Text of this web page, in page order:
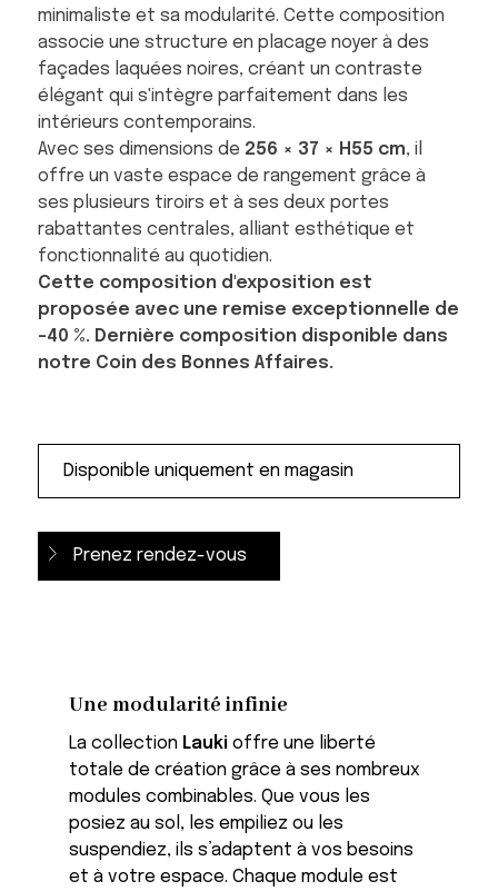
minimaliste et sa modularité. Cette composition
associe une structure en placage noyer à des
façades laquées noires, créant un contraste
élégant qui s'intègre parfaitement dans les
intérieurs contemporains.
Avec ses dimensions de 256 × 37 × H55 cm, il
offre un vaste espace de rangement grâce à
ses plusieurs tiroirs et à ses deux portes
rabattantes centrales, alliant esthétique et
fonctionnalité au quotidien.
Cette composition d'exposition est
proposée avec une remise exceptionnelle de
-40 %. Dernière composition disponible dans
notre Coin des Bonnes Affaires.
Prenez rendez-vous
Une modularité infinie
La collection Lauki offre une liberté
totale de création grâce à ses nombreux
modules combinables. Que vous les
posiez au sol, les empiliez ou les
suspendiez, ils s’adaptent à vos besoins
et à votre espace. Chaque module est